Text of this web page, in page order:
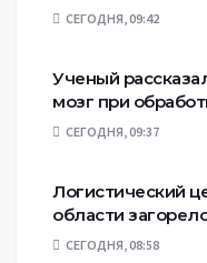
СЕГОДНЯ, 09:42
Ученый
мозг при
СЕГОДНЯ, 09:37
Логистический
области
СЕГОДНЯ, 08:58